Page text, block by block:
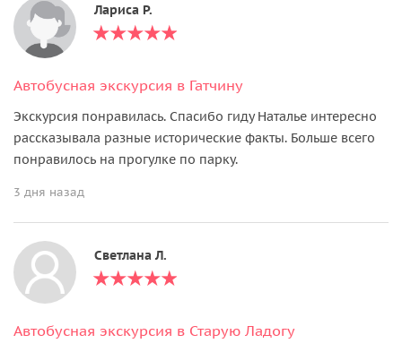
Лариса Р.
Автобусная экскурсия в Гатчину
Экскурсия понравилась. Спасибо гиду Наталье интересно
рассказывала разные исторические факты. Больше всего
понравилось на прогулке по парку.
3 дня назад
Светлана Л.
Автобусная экскурсия в Старую Ладогу